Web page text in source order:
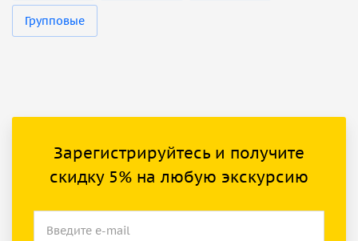
Групповые
Зарегистрируйтесь и получите
скидку 5% на любую экскурсию